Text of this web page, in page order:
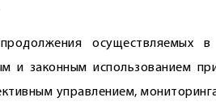
осуществляемых в
и законным использованием
управлением,